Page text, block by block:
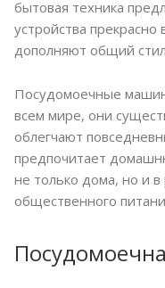
бытовая техника
устройства
дополняют общий
Посудомоечные
всем мире, они
облегчают
предпочитает
не только дома, но и
общественного